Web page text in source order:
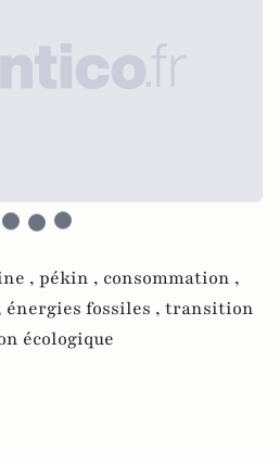
, pékin , consommation ,
énergies fossiles , transition
écologique